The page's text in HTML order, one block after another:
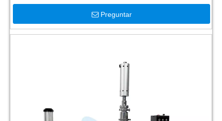
ultrasónico de alta eficiencia con sistema de suministro de líquido
ininterrumpido
Preguntar